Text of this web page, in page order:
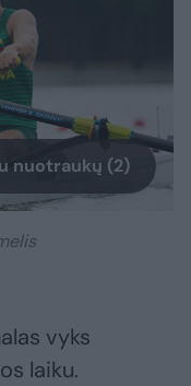
nuotraukų (2)
vyks
laiku.